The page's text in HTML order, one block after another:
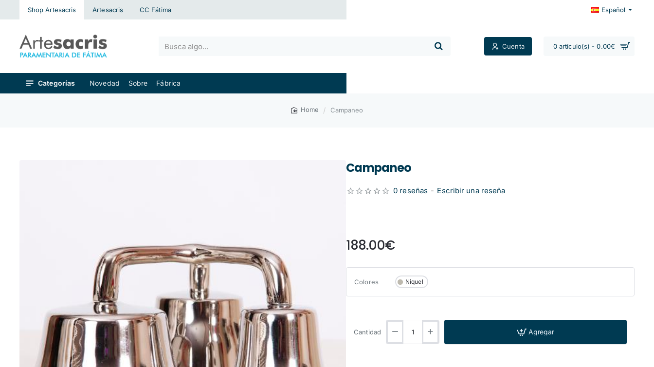
Shop Artesacris Artesacris CC Fátima Español
Busca
Cuenta 0 artículo(s) - 0.00€
Categorías Novedad Sobre Fábrica
Campaneo
Campaneo
0 reseñas - Escribir una reseña
188.00€
Colores Niquel
Cantidad Agregar